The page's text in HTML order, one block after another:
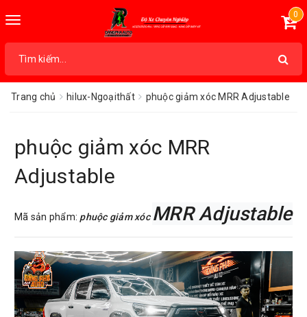
Toggle
0
Trang chủ hilux-Ngoạithất phuộc giảm xóc MRR Adjustable
phuộc giảm xóc MRR
Adjustable
Mã sản phẩm: phuộc giảm xócMRR Adjustable